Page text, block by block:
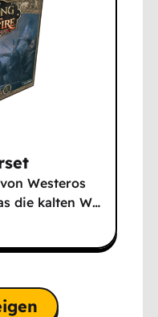
Westeros
die kalten W…